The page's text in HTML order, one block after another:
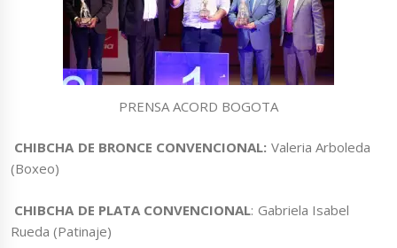
PRENSA ACORD BOGOTA
CHIBCHA DE BRONCE CONVENCIONAL: Valeria Arboleda
(Boxeo)
CHIBCHA DE PLATA CONVENCIONAL: Gabriela Isabel
Rueda (Patinaje)